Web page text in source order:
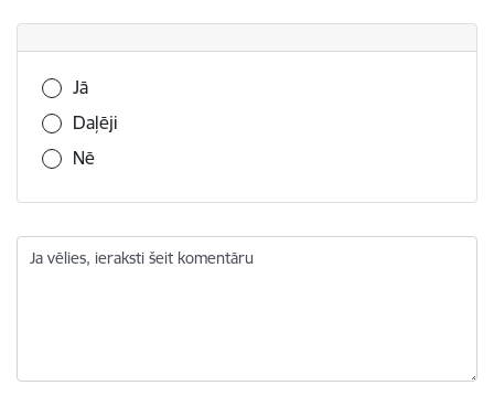
Vai šī informācija bija noderīga?
Jā
Daļēji
Nē
Ja vēlies, ieraksti šeit komentāru